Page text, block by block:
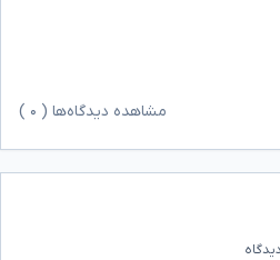
مشاهده دیدگاه‌ها ( ۰
دیدگاه